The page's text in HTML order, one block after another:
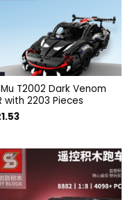
T2002 Dark Venom
with 2203 Pieces